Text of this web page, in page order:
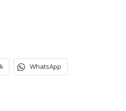
WhatsApp